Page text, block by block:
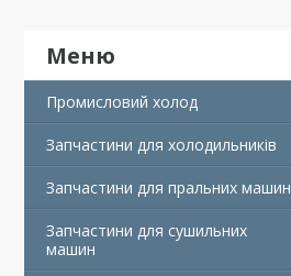
Промисловий холод
Запчастини для холодильників
Запчастини для пральних машин
Запчастини для сушильних
машин